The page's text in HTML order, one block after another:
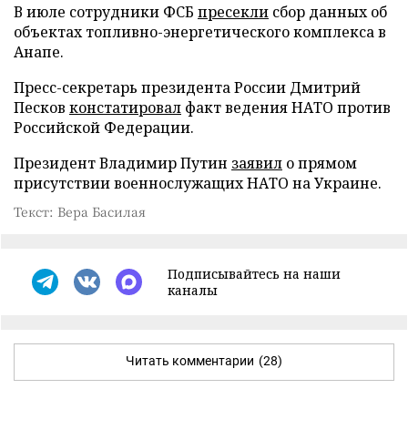
В июле сотрудники ФСБ пресекли сбор данных об
объектах топливно-энергетического комплекса в
Анапе.
Пресс-секретарь президента России Дмитрий
Песков констатировал факт ведения НАТО против
Российской Федерации.
Президент Владимир Путин заявил о прямом
присутствии военнослужащих НАТО на Украине.
Текст: Вера Басилая
Подписывайтесь на наши
каналы
Читать комментарии (28)